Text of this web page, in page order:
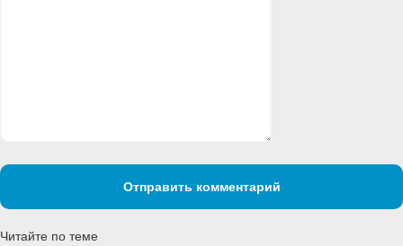
Отправить комментарий
Читайте по теме